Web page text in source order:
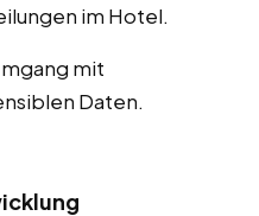
im Hotel.
mit
Daten.